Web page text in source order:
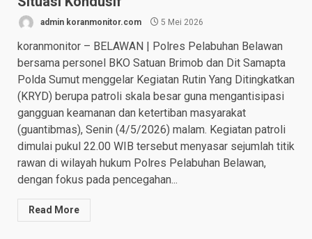
admin koranmonitor.com 5 Mei 2026
koranmonitor – BELAWAN | Polres Pelabuhan Belawan
bersama personel BKO Satuan Brimob dan Dit Samapta
Polda Sumut menggelar Kegiatan Rutin Yang Ditingkatkan
(KRYD) berupa patroli skala besar guna mengantisipasi
gangguan keamanan dan ketertiban masyarakat
(guantibmas), Senin (4/5/2026) malam. Kegiatan patroli
dimulai pukul 22.00 WIB tersebut menyasar sejumlah titik
rawan di wilayah hukum Polres Pelabuhan Belawan,
dengan fokus pada pencegahan...
Read More